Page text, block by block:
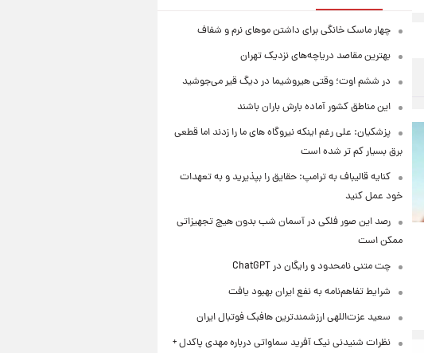
چهار ماسک خانگی برای داشتن موهای نرم و شفاف
بهترین مقاصد دریاچه‌های نزدیک تهران
در ششم اوت؛ وقتی هیروشیما در دیگ قیر می‌جوشید
این مناطق کشور آماده بارش باران باشند
پزشکیان: علی رغم اینکه نیروگاه های ما را زدند اما قطعی
برق بسیار کم تر شده است
کنایه قالیباف به ترامپ: حقایق را بپذیرید و به تعهدات
خود عمل کنید
رصد این صور فلکی در آسمان شب بدون هیچ تجهیزاتی
ممکن است
چت متنی نامحدود و رایگان در ChatGPT
شرایط تفاهم‌نامه به نفع ایران بهبود یافت
سعید عزت‌اللهی ارزشمندترین هافبک فوتبال ایران
نظرات شنیدنی نیک آفرید سماواتی درباره مهدی پاکدل +